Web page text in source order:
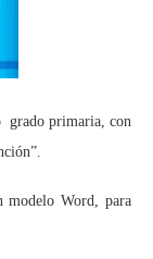
grado primaria, con
Word, para